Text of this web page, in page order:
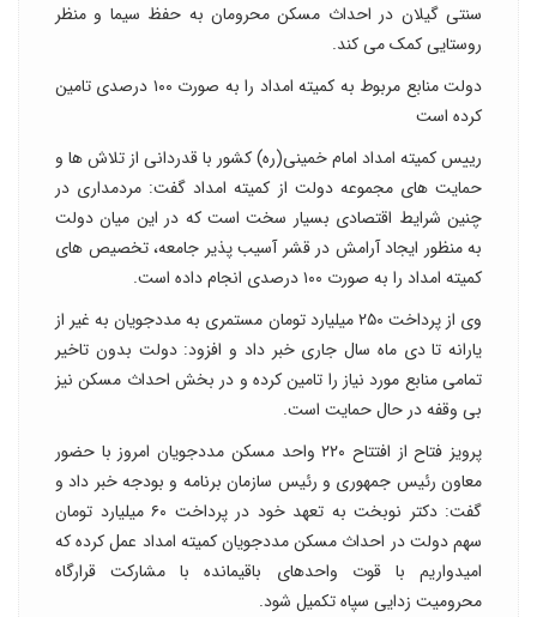
سنتی گیلان در احداث مسکن محرومان به حفظ سیما و منظر
روستایی کمک می کند.
دولت منابع مربوط به کمیته امداد را به صورت ۱۰۰ درصدی تامین
کرده است
رییس کمیته امداد امام خمینی(ره) کشور با قدردانی از تلاش ها و
حمایت های مجموعه دولت از کمیته امداد گفت: مردمداری در
چنین شرایط اقتصادی بسیار سخت است که در این میان دولت
به منظور ایجاد آرامش در قشر آسیب پذیر جامعه، تخصیص های
کمیته امداد را به صورت ۱۰۰ درصدی انجام داده است.
وی از پرداخت ۲۵۰ میلیارد تومان مستمری به مددجویان به غیر از
یارانه تا دی ماه سال جاری خبر داد و افزود: دولت بدون تاخیر
تمامی منابع مورد نیاز را تامین کرده و در بخش احداث مسکن نیز
بی وقفه در حال حمایت است.
پرویز فتاح از افتتاح ۲۲۰ واحد مسکن مددجویان امروز با حضور
معاون رئیس جمهوری و رئیس سازمان برنامه و بودجه خبر داد و
گفت: دکتر نوبخت به تعهد خود در پرداخت ۶۰ میلیارد تومان
سهم دولت در احداث مسکن مددجویان کمیته امداد عمل کرده که
امیدواریم با قوت واحدهای باقیمانده با مشارکت قرارگاه
محرومیت زدایی سپاه تکمیل شود.